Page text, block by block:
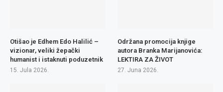
Otišao je Edhem Edo Halilić –
vizionar, veliki žepački
humanist i istaknuti poduzetnik
15. Jula 2026.
Održana promocija knjige
autora Branka Marijanovića:
LEKTIRA ZA ŽIVOT
27. Juna 2026.